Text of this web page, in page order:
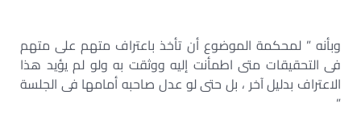
وبأنه ” لمحكمة الموضوع أن تأخذ باعتراف متهم على متهم
فى التحقيقات متى اطمأنت إليه ووثقت به ولو لم يؤيد هذا
الاعتراف بدليل آخر ، بل حتى لو عدل صاحبه أمامها فى الجلسة
”